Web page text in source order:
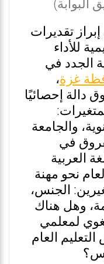
تقديرات
للأداء
الجدد في
غزة،
دالة إحصائيًا
والجامعة
في
العربية
نحو مهنة
الجنس،
وهل هناك
لمعلمي
العام